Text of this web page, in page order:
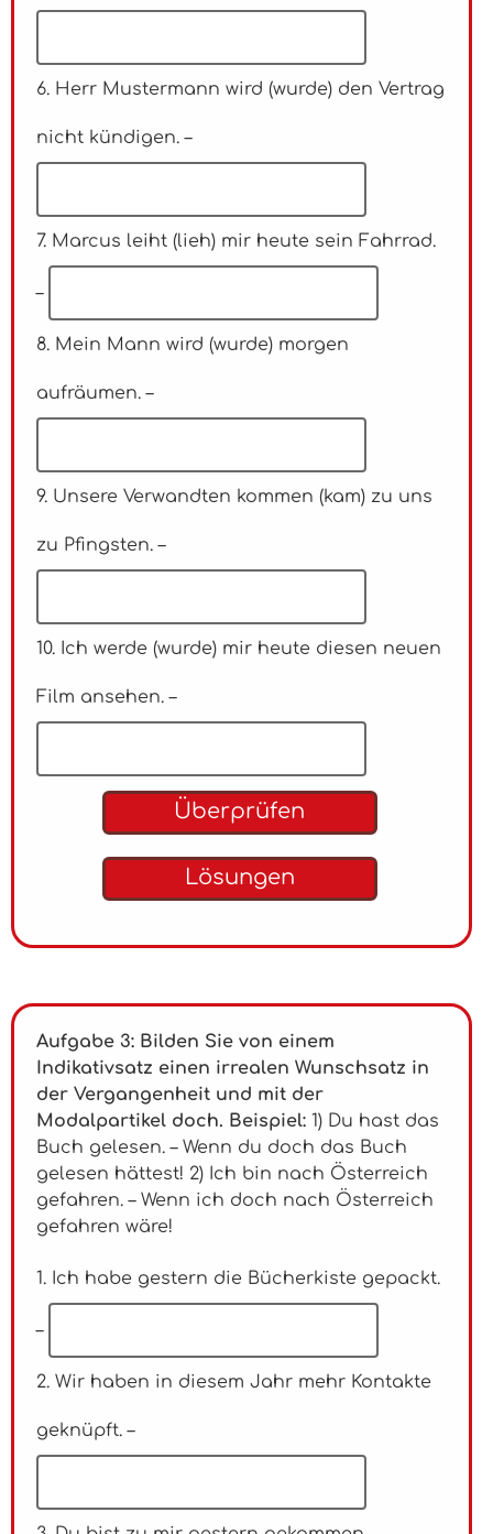
6. Herr Mustermann wird (wurde) den Vertrag
nicht kündigen. –
7. Marcus leiht (lieh) mir heute sein Fahrrad.
–
8. Mein Mann wird (wurde) morgen
aufräumen. –
9. Unsere Verwandten kommen (kam) zu uns
zu Pfingsten. –
10. Ich werde (wurde) mir heute diesen neuen
Film ansehen. –
Überprüfen
Lösungen
Aufgabe 3: Bilden Sie von einem
Indikativsatz einen irrealen Wunschsatz in
der Vergangenheit und mit der
Modalpartikel doch. Beispiel: 1) Du hast das
Buch gelesen. – Wenn du doch das Buch
gelesen hättest! 2) Ich bin nach Österreich
gefahren. – Wenn ich doch nach Österreich
gefahren wäre!
1. Ich habe gestern die Bücherkiste gepackt.
–
2. Wir haben in diesem Jahr mehr Kontakte
geknüpft. –